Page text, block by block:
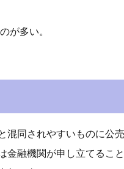
が多い。
混同されやすいものに公売
金融機関が申し立てるこ